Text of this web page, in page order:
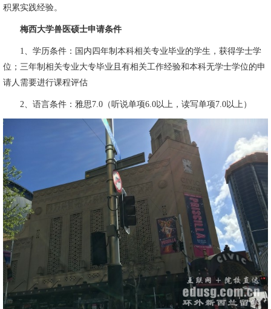
积累实践经验。
梅西大学兽医硕士申请条件
1、学历条件：国内四年制本科相关专业毕业的学生，获得学士学
位；三年制相关专业大专毕业且有相关工作经验和本科无学士学位的申
请人需要进行课程评估
2、语言条件：雅思7.0（听说单项6.0以上，读写单项7.0以上）